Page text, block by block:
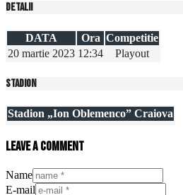
Detalii
DATA Ora Competitie
20 martie 2023 12:34 Playout
Stadion
Stadion „Ion Oblemenco” Craiova
Leave a comment
Name
E-mail